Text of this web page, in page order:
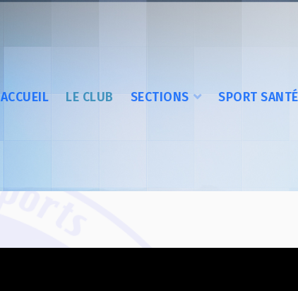
ACCUEIL LE CLUB SECTIONS SPORT SANTÉ